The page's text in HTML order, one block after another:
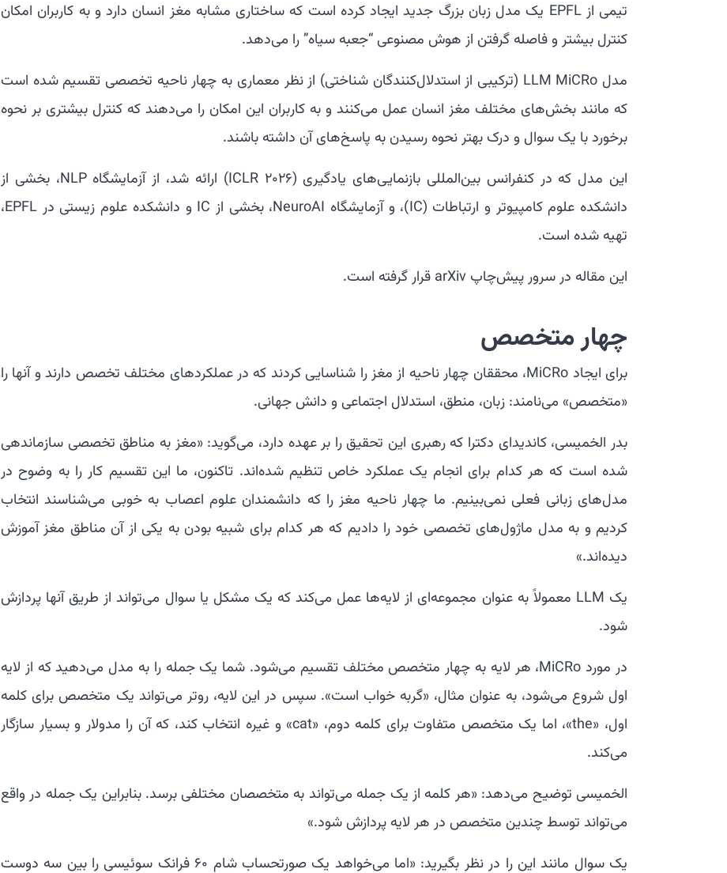
تیمی از EPFL یک مدل زبان بزرگ جدید ایجاد کرده است که ساختاری مشابه مغز انسان دارد و به کاربران امکان
کنترل بیشتر و فاصله گرفتن از هوش مصنوعی “جعبه سیاه” را می‌دهد.
مدل LLM MiCRo (ترکیبی از استدلال‌کنندگان شناختی) از نظر معماری به چهار ناحیه تخصصی تقسیم شده است
که مانند بخش‌های مختلف مغز انسان عمل می‌کنند و به کاربران این امکان را می‌دهند که کنترل بیشتری بر نحوه
برخورد با یک سوال و درک بهتر نحوه رسیدن به پاسخ‌های آن داشته باشند.
این مدل که در کنفرانس بین‌المللی بازنمایی‌های یادگیری (ICLR 2026) ارائه شد، از آزمایشگاه NLP، بخشی از
دانشکده علوم کامپیوتر و ارتباطات (IC)، و آزمایشگاه NeuroAI، بخشی از IC و دانشکده علوم زیستی در EPFL،
تهیه شده است.
این مقاله در سرور پیش‌چاپ arXiv قرار گرفته است.
چهار متخصص
برای ایجاد MiCRo، محققان چهار ناحیه از مغز را شناسایی کردند که در عملکردهای مختلف تخصص دارند و آنها را
«متخصص» می‌نامند: زبان، منطق، استدلال اجتماعی و دانش جهانی.
بدر الخمیسی، کاندیدای دکترا که رهبری این تحقیق را بر عهده دارد، می‌گوید: «مغز به مناطق تخصصی سازماندهی
شده است که هر کدام برای انجام یک عملکرد خاص تنظیم شده‌اند. تاکنون، ما این تقسیم کار را به وضوح در
مدل‌های زبانی فعلی نمی‌بینیم. ما چهار ناحیه مغز را که دانشمندان علوم اعصاب به خوبی می‌شناسند انتخاب
کردیم و به مدل ماژول‌های تخصصی خود را دادیم که هر کدام برای شبیه بودن به یکی از آن مناطق مغز آموزش
دیده‌اند.»
یک LLM معمولاً به عنوان مجموعه‌ای از لایه‌ها عمل می‌کند که یک مشکل یا سوال می‌تواند از طریق آنها پردازش
شود.
در مورد MiCRo، هر لایه به چهار متخصص مختلف تقسیم می‌شود. شما یک جمله را به مدل می‌دهید که از لایه
اول شروع می‌شود، به عنوان مثال، «گربه خواب است». سپس در این لایه، روتر می‌تواند یک متخصص برای کلمه
اول، «the»، اما یک متخصص متفاوت برای کلمه دوم، «cat» و غیره انتخاب کند، که آن را مدولار و بسیار سازگار
می‌کند.
الخمیسی توضیح می‌دهد: «هر کلمه از یک جمله می‌تواند به متخصصان مختلفی برسد. بنابراین یک جمله در واقع
می‌تواند توسط چندین متخصص در هر لایه پردازش شود.»
یک سوال مانند این را در نظر بگیرید: «اما می‌خواهد یک صورتحساب شام ۶۰ فرانک سوئیسی را بین سه دوست